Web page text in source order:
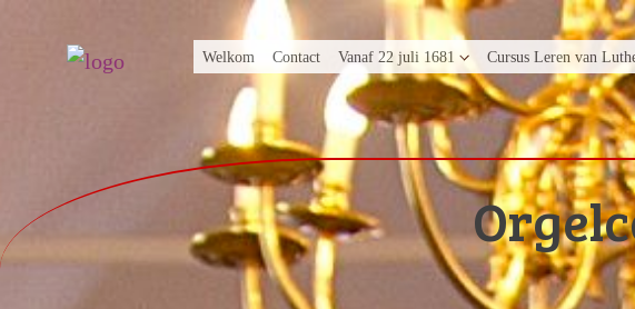
Welkom Contact Vanaf 22 juli 1681 Cursus Leren van